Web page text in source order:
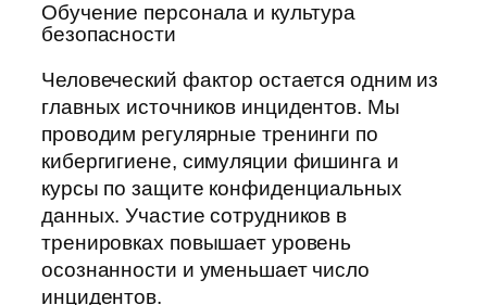
Обучение персонала и культура
безопасности
Человеческий фактор остается одним из
главных источников инцидентов. Мы
проводим регулярные тренинги по
кибергигиене, симуляции фишинга и
курсы по защите конфиденциальных
данных. Участие сотрудников в
тренировках повышает уровень
осознанности и уменьшает число
инцидентов.